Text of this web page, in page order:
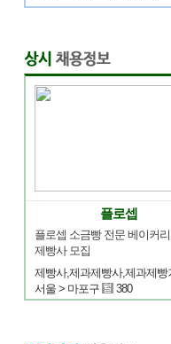
플로셉
플로셉 소금빵 전문 베이커
제빵사 모집
제빵사,제과제빵사,제과제빵
서울 > 마포구
380